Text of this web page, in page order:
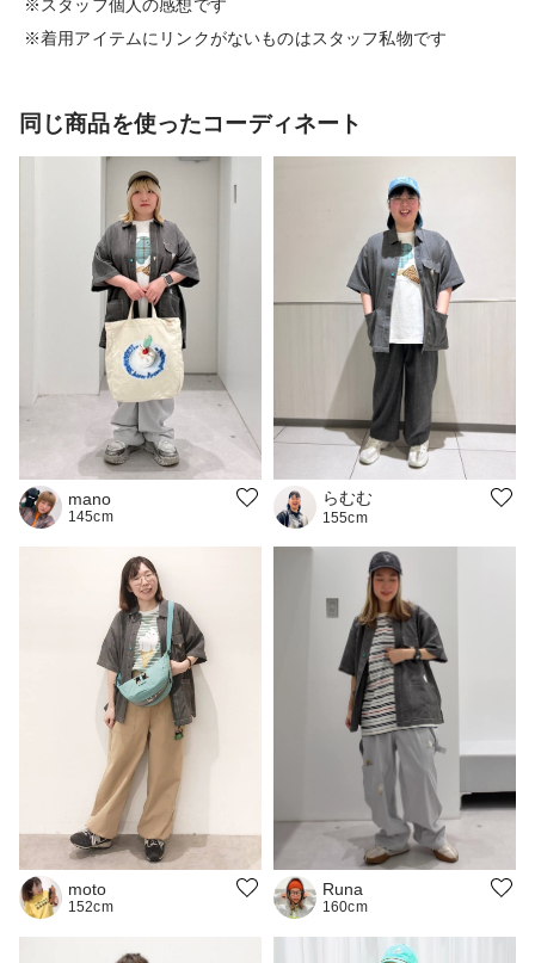
※スタッフ個人の感想です
※着用アイテムにリンクがないものはスタッフ私物です
同じ商品を使ったコーディネート
mano
145cm
らむむ
155cm
moto
152cm
Runa
160cm